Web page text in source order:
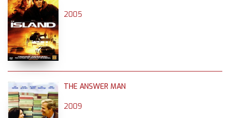
2005
THE ANSWER MAN
2009